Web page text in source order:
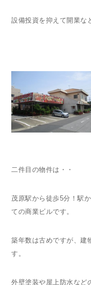
設備投資を抑えて開業な
二件目の物件は・・
茂原駅から徒歩5分！駅
ての商業ビルです。
築年数は古めですが、建
す。
外壁塗装や屋上防水など